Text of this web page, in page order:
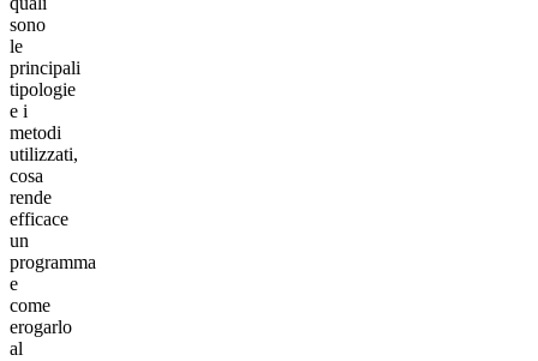
sono
le
principali
tipologie
e i
metodi
utilizzati,
cosa
rende
efficace
un
programma
e
come
erogarlo
al